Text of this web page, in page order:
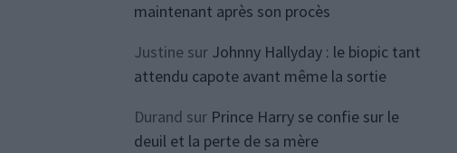
maintenant après son procès
Justinesur Johnny Hallyday : le biopic tant
attendu capote avant même la sortie
Durand sur Prince Harry se confie sur le
deuil et la perte de sa mère